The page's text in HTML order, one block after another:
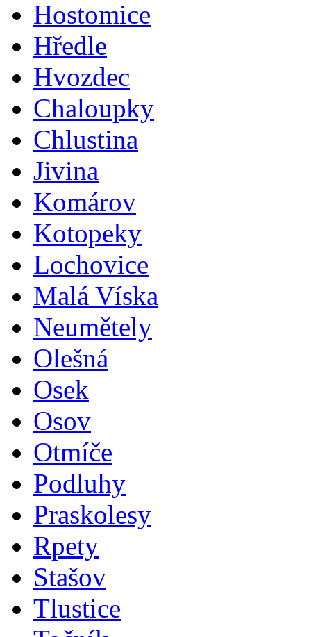
Hostomice
Hředle
Hvozdec
Chaloupky
Chlustina
Jivina
Komárov
Kotopeky
Lochovice
Malá Víska
Neumětely
Olešná
Osek
Osov
Otmíče
Podluhy
Praskolesy
Rpety
Stašov
Tlustice